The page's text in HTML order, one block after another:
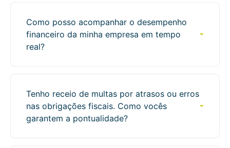
Como posso acompanhar o desempenho
financeiro da minha empresa em tempo
real?
Tenho receio de multas por atrasos ou erros
nas obrigações fiscais. Como vocês
garantem a pontualidade?